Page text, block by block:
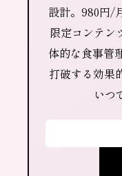
設計。980円/
限定コンテン
体的な食事管
打破する効果
いつ